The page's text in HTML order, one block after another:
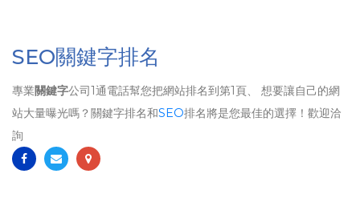
SEO關鍵字排名
專業關鍵字公司1通電話幫您把網站排名到第1頁、 想要讓自己的網
站大量曝光嗎？關鍵字排名和SEO排名將是您最佳的選擇！歡迎洽
詢